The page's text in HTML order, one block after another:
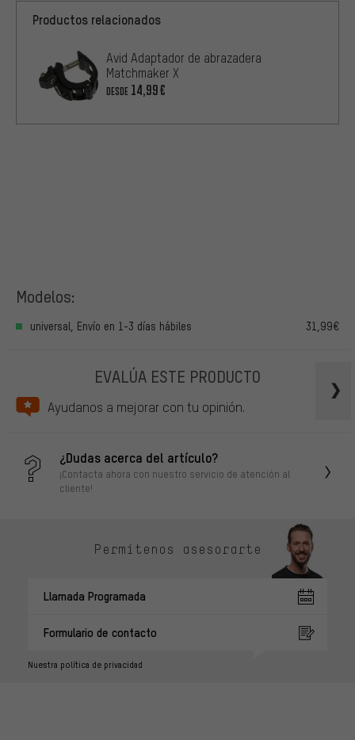
Productos relacionados
Avid Adaptador de abrazadera
Matchmaker X
DESDE 14,99€
Modelos:
universal, Envío en 1-3 días hábiles 31,99€
EVALÚA ESTE PRODUCTO
Ayudanos a mejorar con tu opinión.
¿Dudas acerca del artículo?
¡Contacta ahora con nuestro servicio de atención al
cliente!
Permítenos asesorarte
Llamada Programada
Formulario de contacto
Nuestra política de privacidad